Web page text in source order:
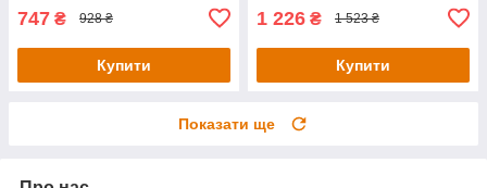
747 ₴ 928 ₴
Купити
1 226 ₴ 1 523 ₴
Купити
Показати ще